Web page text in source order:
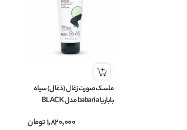
ماسک صورت زغال (ذغال) سیاه
باباریا babaria مدل BLACK
1,820,000تومان